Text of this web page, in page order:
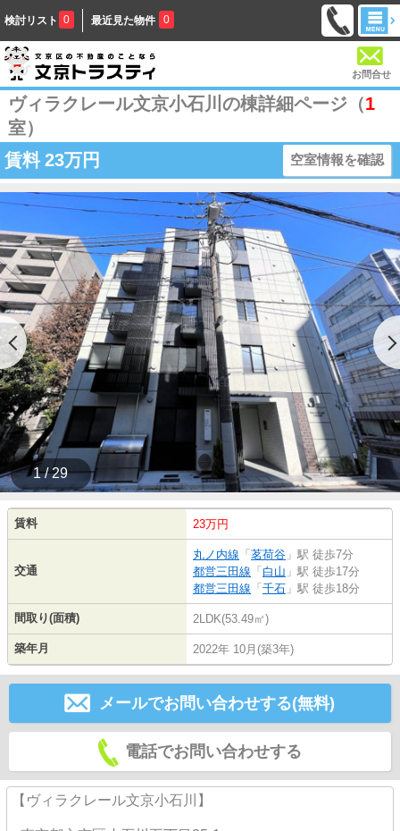
検討リスト 0 最近見た物件 0
お問合せ
ヴィラクレール文京小石川の棟詳細ページ（1
室）
賃料 23万円 空室情報を確認
1 / 29
賃料 23万円
交通
丸ノ内線 「 茗荷谷 」駅 徒歩7分
都営三田線 「 白山 」駅 徒歩17分
都営三田線 「 千石 」駅 徒歩18分
間取り(面積) 2LDK(53.49㎡)
築年月 2022年 10月(築3年)
メールでお問い合わせする(無料)
電話でお問い合わせする
【ヴィラクレール文京小石川】